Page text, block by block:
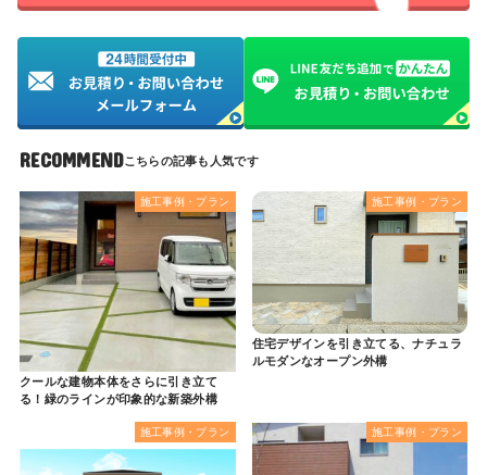
RECOMMEND
施工事例・プラン
クールな建物本体をさらに引き立て
る！緑のラインが印象的な新築外構
施工事例・プラン
住宅デザインを引き立てる、ナチュラ
ルモダンなオープン外構
施工事例・プラン 施工事例・プラン